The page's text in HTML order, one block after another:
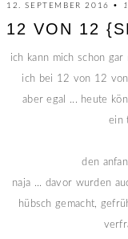
12. SEPTEMBER 2016 •
12 VON 12
ich kann mich schon
ich bei 12 von 12 von
aber egal ... heute
ein
den
naja ... davor wurden
hübsch gemacht,